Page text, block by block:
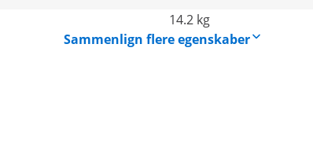
14.2 kg
Sammenlign flere egenskaber